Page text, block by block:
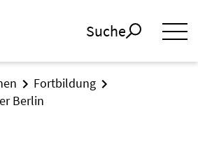
Suche
Fortbildung
Berlin